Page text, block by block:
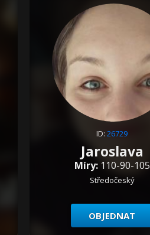
ID:26729
Jaroslava
Míry:110-90-105
Středočeský
OBJEDNAT